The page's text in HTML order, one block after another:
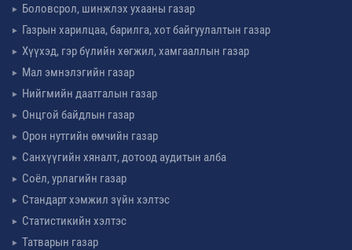
Боловсрол, шинжлэх ухааны газар
Газрын харилцаа, барилга, хот байгуулалтын газар
Хүүхэд, гэр бүлийн хөгжил, хамгааллын газар
Мал эмнэлэгийн газар
Нийгмийн даатгалын газар
Онцгой байдлын газар
Орон нутгийн өмчийн газар
Санхүүгийн хяналт, дотоод аудитын алба
Соёл, урлагийн газар
Стандарт хэмжил зүйн хэлтэс
Статистикийн хэлтэс
Татварын газар